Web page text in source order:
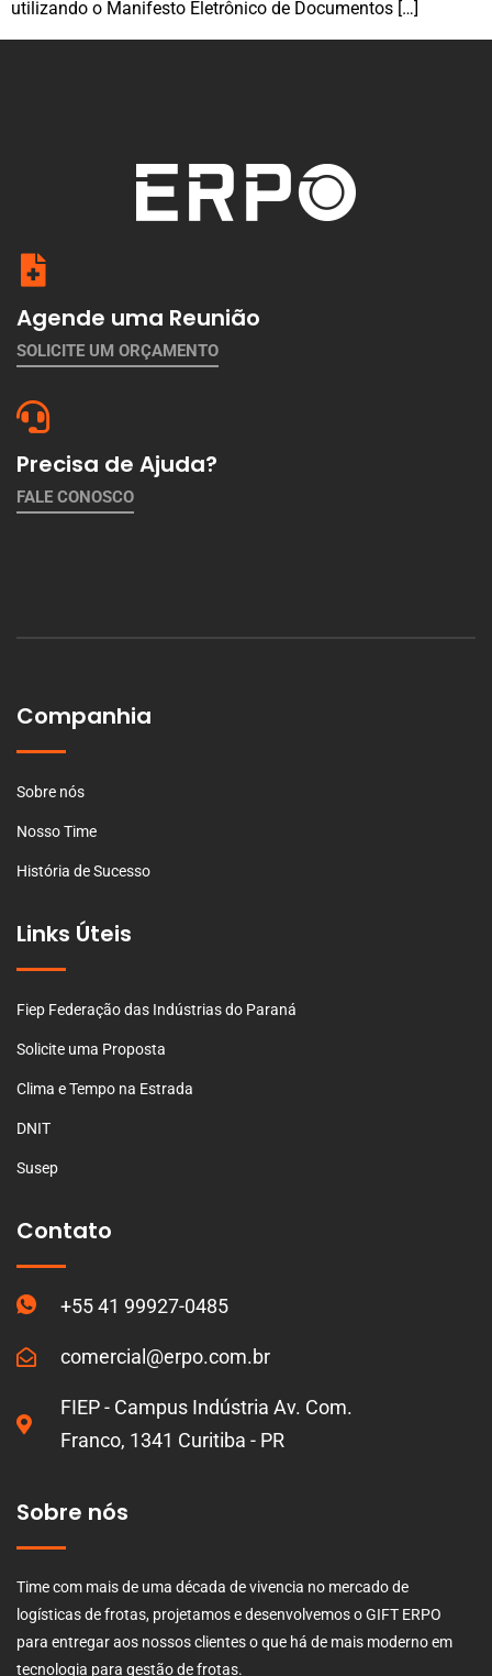
utilizando o Manifesto Eletrônico de Documentos […]
Agende uma Reunião
SOLICITE UM ORÇAMENTO
Precisa de Ajuda?
FALE CONOSCO
Companhia
Sobre nós
Nosso Time
História de Sucesso
Links Úteis
Fiep Federação das Indústrias do Paraná
Solicite uma Proposta
Clima e Tempo na Estrada
DNIT
Susep
Contato
+55 41 99927-0485
comercial@erpo.com.br
FIEP - Campus Indústria Av. Com.
Franco, 1341 Curitiba - PR
Sobre nós
Time com mais de uma década de vivencia no mercado de
logísticas de frotas, projetamos e desenvolvemos o GIFT ERPO
para entregar aos nossos clientes o que há de mais moderno em
tecnologia para gestão de frotas.